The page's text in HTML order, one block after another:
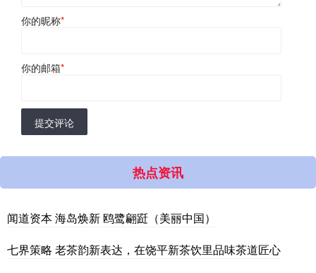
你的昵称*
你的邮箱*
提交评论
热点资讯
闻道资本 海岛焕新 鸥鹭翩跹（美丽中国）
七界策略 老茶韵新表达，在饶平新茶饮里品味茶道匠心